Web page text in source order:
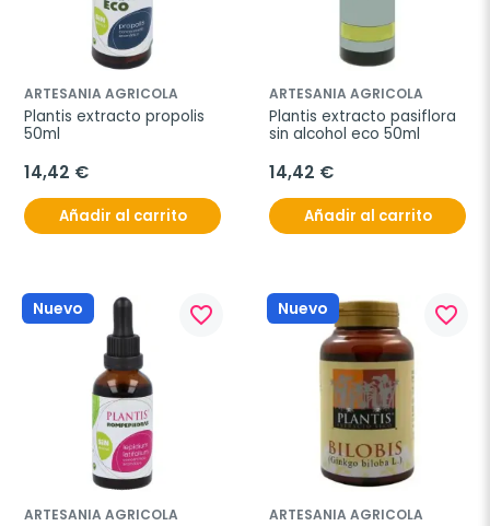
ARTESANIA AGRICOLA
Plantis extracto propolis
50ml
14,42 €
Añadir al carrito
ARTESANIA AGRICOLA
Plantis extracto pasiflora
sin alcohol eco 50ml
14,42 €
Añadir al carrito
Nuevo favorite_border
ARTESANIA AGRICOLA
Nuevo favorite_border
ARTESANIA AGRICOLA